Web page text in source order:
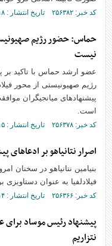
کد خبر: ۲۵۶۳۸۲ تاریخ انتشار : ۱۴۰۳/۰۶/۱۸
حماس: حضور رژیم
نیست
عضو ارشد حماس با تاکید
رژیم صهیونیستی از محور
پیشنهاد‌های میانجیگران
است.
کد خبر: ۲۵۶۳۷۸ تاریخ انتشار : ۱۴۰۳/۰۶/۱۵
اصرار نتانیاهو بر ادعا‌های
بنیامین نتانیاهو در سخنان
فیلادلفیا به عنوان
کد خبر: ۲۵۶۳۶۶ تاریخ انتشار : ۱۴۰۳/۰۶/۱۴
پیشنهاد رئیس موساد برای
نتزاریم